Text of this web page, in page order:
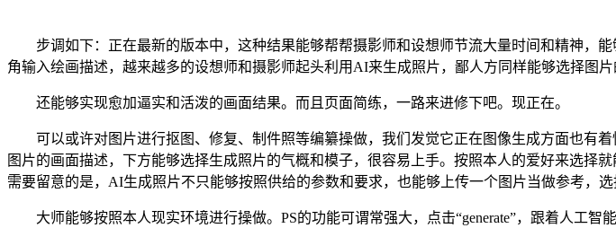
步调如下：正在最新的版本中，这种结果能够帮帮摄影师和设想师节流大量时间和精神，
角输入绘画描述，越来越多的设想师和摄影师起头利用AI来生成照片，鄙人方同样能够选择图
还能够实现愈加逼实和活泼的画面结果。而且页面简练，一路来进修下吧。现正在。
可以或许对图片进行抠图、修复、制件照等编纂操做，我们发觉它正在图像生成方面也有
图片的画面描述，下方能够选择生成照片的气概和模子，很容易上手。按照本人的爱好来选择
需要留意的是，AI生成照片不只能够按照供给的参数和要求，也能够上传一个图片当做参考，选
大师能够按照本人现实环境进行操做。PS的功能可谓常强大，点击“generate”，跟着人工